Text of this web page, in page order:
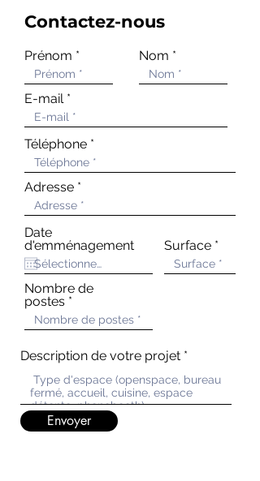
Contactez-nous
Prénom Nom
E-mail
Téléphone
Adresse
Date
d'emménagement
Surface
Nombre de
postes
Description de votre projet
Envoyer